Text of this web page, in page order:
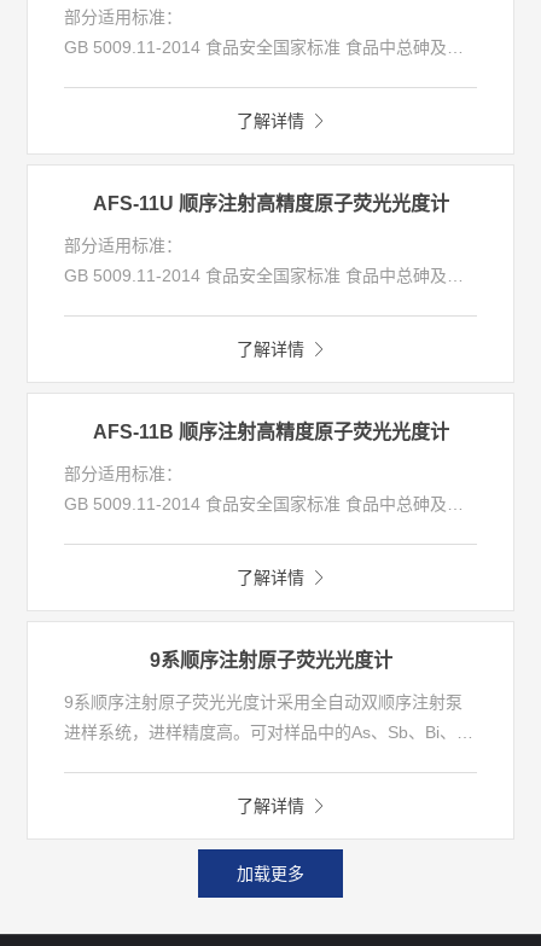
前处理
流动注射
全自动实验室
移动实验室
部分适用标准：
GB 5009.11-2014 食品安全国家标准 食品中总砷及无
GB/T 22105-2008 土壤质量 总汞、总砷、总铅的测定
原子荧光法
锑的测定 原子荧光法
HJ 680-2013 土壤和沉积物 汞、砷、硒、铋、锑的测
定 微波消解原子荧光法
HJ 694-2014 水质 汞、砷、硒、铋和锑的测定 原子荧
光法
波消解_原子荧光法
了解详情
AFS-11U 顺序注射高精度原子荧光光度计
部分适用标准：
GB 5009.11-2014 食品安全国家标准 食品中总砷及无
GB/T 22105-2008 土壤质量 总汞、总砷、总铅的测定
原子荧光法
锑的测定 原子荧光法
HJ 680-2013 土壤和沉积物 汞、砷、硒、铋、锑的测
定 微波消解原子荧光法
HJ 694-2014 水质 汞、砷、硒、铋和锑的测定 原子荧
光法
波消解_原子荧光法
了解详情
AFS-11B 顺序注射高精度原子荧光光度计
部分适用标准：
GB 5009.11-2014 食品安全国家标准 食品中总砷及无
GB/T 22105-2008 土壤质量 总汞、总砷、总铅的测定
锑的测定 原子荧光法
HJ 680-2013 土壤和沉积物 汞、砷、硒、铋、锑的测
定 微波消解原子荧光法
HJ 694-2014 水质 汞、砷、硒、铋和锑的测定 原子荧
光法
HJ 702-2014 固体废物 汞、砷、硒、铋、锑的测定 微
波消解_原子荧光法
了解详情
9系顺序注射原子荧光光度计
9系顺序注射原子荧光光度计采用全自动双顺序注射泵
进样系统，进样精度高。可对样品中的As、Sb、Bi、
了解详情
加载更多